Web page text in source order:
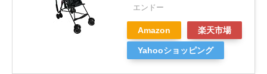
エンドー
Amazon 楽天市場
Yahooショッピング